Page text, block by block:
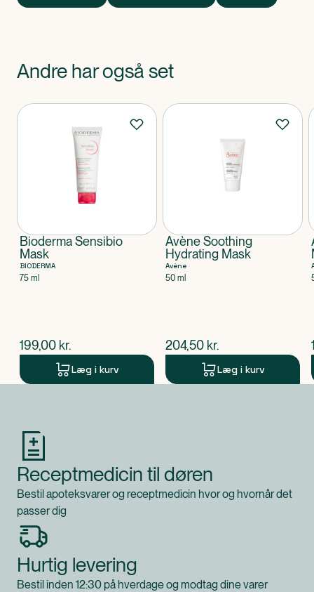
Andre har også set
Produkter
Bioderma Sensibio
Mask
BIODERMA
75 ml
$nuværende pris
199,00 kr.
Læg i kurv
Avène Soothing
Hydrating Mask
Avène
50 ml
$nuværende pris
204,50 kr.
Læg i kurv
Receptmedicin til døren
Bestil apoteksvarer og receptmedicin hvor og hvornår det
passer dig
Hurtig levering
Bestil inden 12:30 på hverdage og modtag dine varer